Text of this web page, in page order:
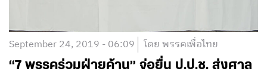
September 24, 2019 - 06:09 โดย พรรคเพื่อไทย
“7 พรรคร่วมฝ่ายค้าน”​ จ่อยื่น ป.ป.ช. ส่งศาล